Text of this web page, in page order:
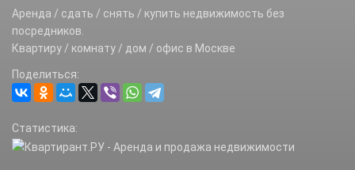
Аренда / сдать / снять / купить недвижимость без
посредников.
Квартиру / комнату / дом / офис в Москве
Поделиться:
Статистика: